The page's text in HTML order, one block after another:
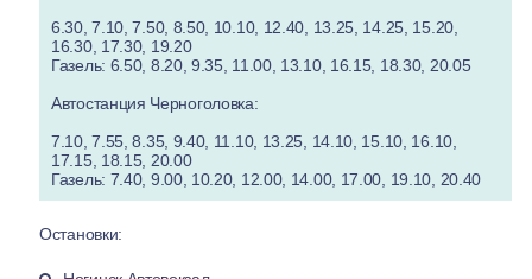
6.30, 7.10, 7.50, 8.50, 10.10, 12.40, 13.25, 14.25, 15.20,
16.30, 17.30, 19.20
Газель: 6.50, 8.20, 9.35, 11.00, 13.10, 16.15, 18.30, 20.05
Автостанция Черноголовка:
7.10, 7.55, 8.35, 9.40, 11.10, 13.25, 14.10, 15.10, 16.10,
17.15, 18.15, 20.00
Газель: 7.40, 9.00, 10.20, 12.00, 14.00, 17.00, 19.10, 20.40
Остановки: